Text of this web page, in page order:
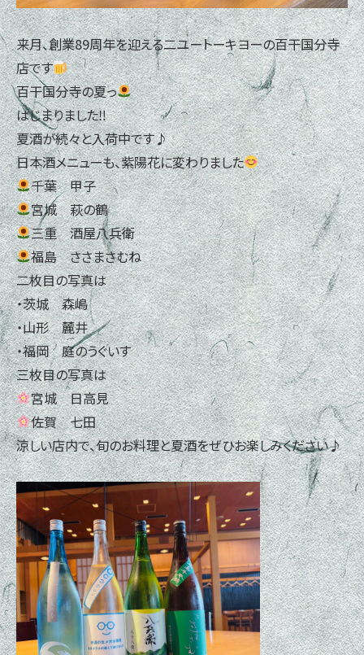
来月、創業89周年を迎える二ユートーキヨーの百干国分寺
店です
百干国分寺の夏っ
はじまりました‼
夏酒が続々と入荷中です♪
日本酒メニューも、紫陽花に変わりました
千葉 甲子
宮城 萩の鶴
三重 酒屋八兵衛
福島 ささまさむね
二枚目の写真は
・茨城 森嶋
・山形 麓井
・福岡 庭のうぐいす
三枚目の写真は
宮城 日高見
佐賀 七田
涼しい店内で、旬のお料理と夏酒をぜひお楽しみください♪